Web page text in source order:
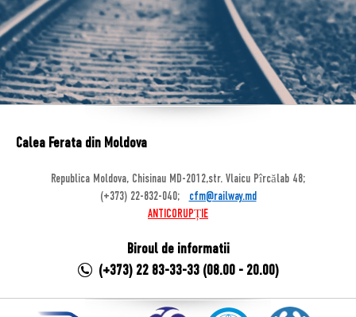
Calea Ferata din Moldova
Republica Moldova, Chisinau MD-2012,str. Vlaicu Pîrcălab 48;
(+373) 22-832-040;
cfm@railway.md
ANTICORUPȚIE
Biroul de informatii
(+373) 22 83-33-33 (08.00 - 20.00)